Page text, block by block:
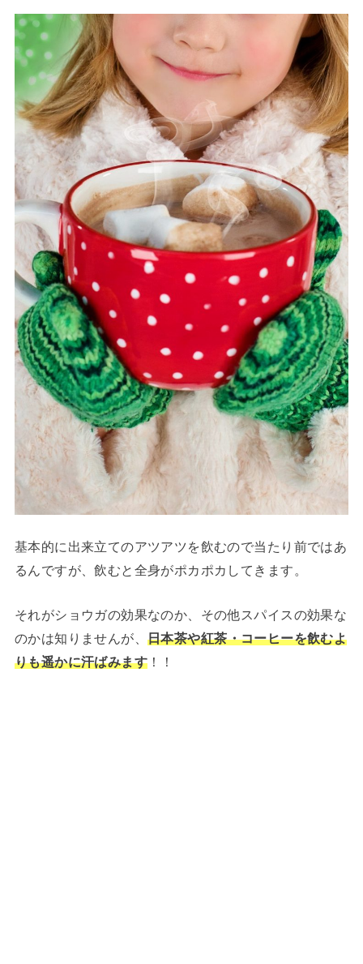
基本的に出来立てのアツアツを飲むので当たり前ではあ
るんですが、飲むと全身がポカポカしてきます。
それがショウガの効果なのか、その他スパイスの効果な
のかは知りませんが、日本茶や紅茶・コーヒーを飲むよ
りも遥かに汗ばみます ！！